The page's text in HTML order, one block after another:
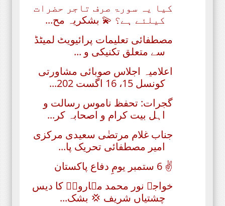
کیا یہ سورۃ صرف تاجر حضرات
کیلئے ہے؟ 💫 بشکریہ مح...
مصطفائی تعلیمات پرائیویٹ لمیٹڈ
سے متعلق تکنیکی و ...
اعلامیہ اجلاس صوبائی مشاورتی
کونسل 15، 16 اگست 202...
گجرات: تحفظ ناموس رسالت و
اہل بیت کرام و اصحابہ کر...
جناب غلام مرتضٰی سعیدی مرکزی
امیر مصطفائی تحریک پا...
✌ 6 ستمبر یومِ دفاع پاکستان
خواجہ نور محمد مہارویؒ کا دیس
چشتیاں شریف 💢 بشک...